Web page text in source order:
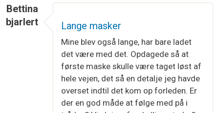
Bettina
bjarlert
Lange masker
Mine blev også lange, har bare ladet
det være med det. Opdagede så at
første maske skulle være taget løst af
hele vejen, det så en detalje jeg havde
overset indtil det kom op forleden. Er
der en god måde at følge med på i